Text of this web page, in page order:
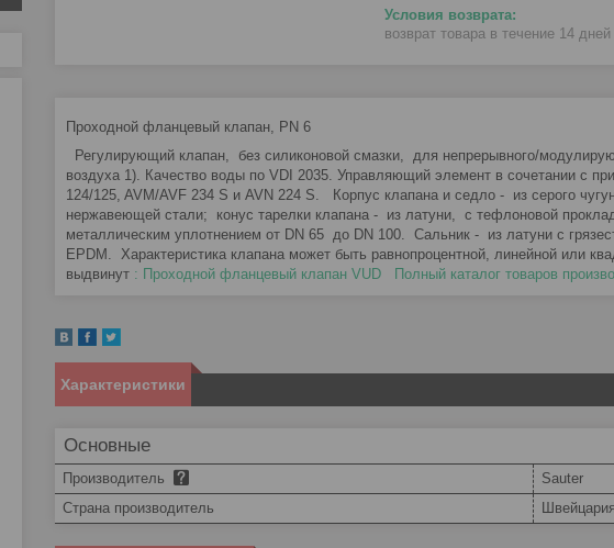
возврат товара в течение 14 дней
Проходной фланцевый клапан, PN 6
Регулирующий клапан, без силиконовой смазки, для непрерывного/
воздуха 1). Качество воды по VDI 2035. Управляющий элемент в сочетании с
124/125, AVM/AVF 234 S и AVN 224 S. Корпус клапана и седло - из серого
нержавеющей стали; конус тарелки клапана - из латуни, с тефлоновой
металлическим уплотнением от DN 65 до DN 100. Сальник - из латуни с
EPDM. Характеристика клапана может быть равнопроцентной, линейной или
выдвинут : Проходной фланцевый клапан VUD Полный каталог товаров
Характеристики
Основные
Производитель
Sauter
Страна производитель
Швейцария